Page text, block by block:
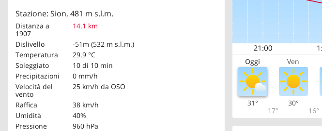
Stazione: Sion, 481 m s.l.m.
Distanza a
1907
14.1 km
Dislivello
-51m (532 m s.l.m.)
Temperatura
29.9 °C
Soleggiato
10 di 10 min
Precipitazioni
0 mm/h
Velocità del
vento
25 km/h da OSO
Raffica
38 km/h
Umidità
40%
Pressione
960 hPa
Oggi Ven
31°
17°
30°
16°